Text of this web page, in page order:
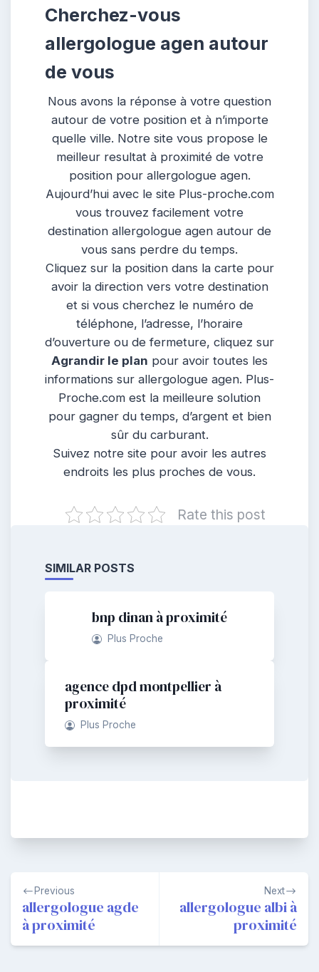
Cherchez-vous
allergologue agen autour
de vous
Nous avons la réponse à votre question
autour de votre position et à n’importe
quelle ville. Notre site vous propose le
meilleur resultat à proximité de votre
position pour allergologue agen.
Aujourd’hui avec le site Plus-proche.com
vous trouvez facilement votre
destination allergologue agen autour de
vous sans perdre du temps.
Cliquez sur la position dans la carte pour
avoir la direction vers votre destination
et si vous cherchez le numéro de
téléphone, l’adresse, l’horaire
d’ouverture ou de fermeture, cliquez sur
Agrandir le plan pour avoir toutes les
informations sur allergologue agen. Plus-
Proche.com est la meilleure solution
pour gagner du temps, d’argent et bien
sûr du carburant.
Suivez notre site pour avoir les autres
endroits les plus proches de vous.
Rate this post
SIMILAR POSTS
bnp dinan à proximité
Plus Proche
agence dpd montpellier à
proximité
Plus Proche
Navigation
de
l’article
Previous
allergologue agde
à proximité
Next
allergologue albi à
proximité